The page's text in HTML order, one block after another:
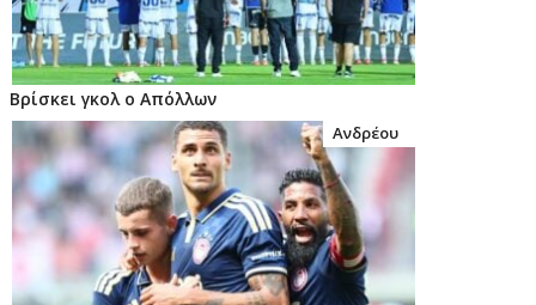
Βρίσκει γκολ ο Απόλλων
Ανδρέου